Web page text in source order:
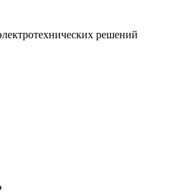
решений